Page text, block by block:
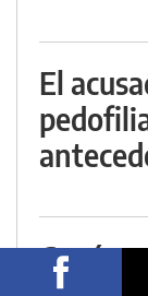
El
Cayó